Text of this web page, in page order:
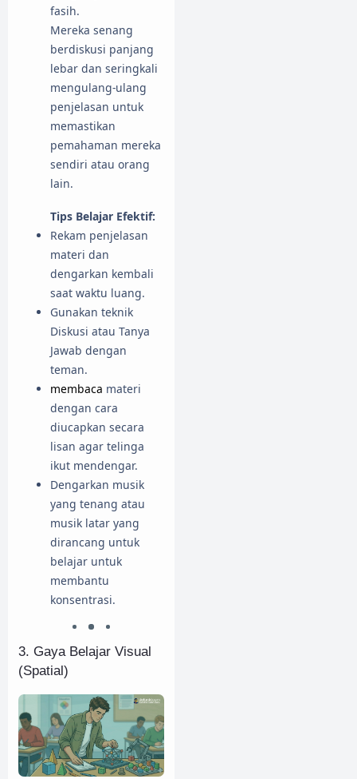
fasih.
Mereka senang
berdiskusi panjang
lebar dan seringkali
mengulang-ulang
penjelasan untuk
memastikan
pemahaman mereka
sendiri atau orang
lain.
Tips Belajar Efektif:
Rekam penjelasan
materi dan
dengarkan kembali
saat waktu luang.
Gunakan teknik
Diskusi atau Tanya
Jawab dengan
teman.
membaca materi
dengan cara
diucapkan secara
lisan agar telinga
ikut mendengar.
Dengarkan musik
yang tenang atau
musik latar yang
dirancang untuk
belajar untuk
membantu
konsentrasi.
3. Gaya Belajar Visual
(Spatial)